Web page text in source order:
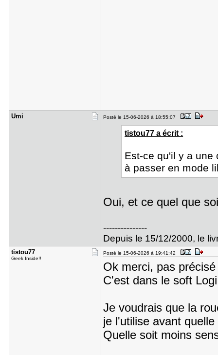
Umi Posté le 15-06-2026 à 18:55:07
tistou77 a écrit :
Est-ce qu'il y a une
à passer en mode
Oui, et ce quel que
---------------
Depuis le 15/12/2000, le
tistou77
Geek Inside!!
Posté le 15-06-2026 à 19:41:42
Ok merci, pas
C'est dans le soft
Je voudrais que la
je l'utilise avant
Quelle soit moins